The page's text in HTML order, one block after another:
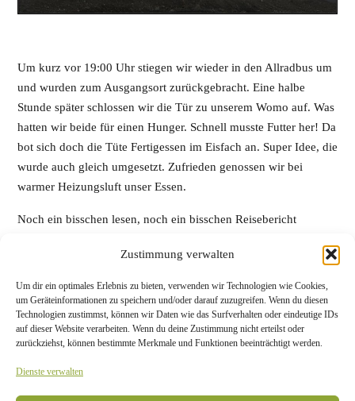
Zustimmung verwalten
Um dir ein optimales Erlebnis zu bieten, verwenden wir Technologien wie Cookies,
um Geräteinformationen zu speichern und/oder darauf zuzugreifen. Wenn du diesen
Technologien zustimmst, können wir Daten wie das Surfverhalten oder eindeutige IDs
auf dieser Website verarbeiten. Wenn du deine Zustimmung nicht erteilst oder
zurückziehst, können bestimmte Merkmale und Funktionen beeinträchtigt werden.
Dienste verwalten
Um kurz vor 19:00 Uhr stiegen wir wieder in den Allradbus um
und wurden zum Ausgangsort zurückgebracht. Eine halbe
Stunde später schlossen wir die Tür zu unserem Womo auf. Was
hatten wir beide für einen Hunger. Schnell musste Futter her! Da
bot sich doch die Tüte Fertigessen im Eisfach an. Super Idee, die
wurde auch gleich umgesetzt. Zufrieden genossen wir bei
warmer Heizungsluft unser Essen.
Noch ein bisschen lesen, noch ein bisschen Reisebericht
– Schicht im Schacht!
Kilometer: 72
Wetter: 14 °C, bedeckt
Übernachtungsplatz:Campingplatz Húsafell(37 € mit Strom)